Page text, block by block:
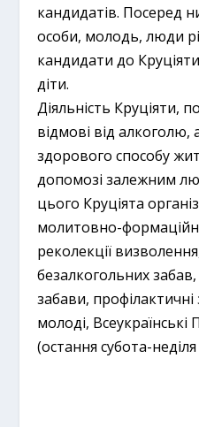
кандидатів. Посеред
особи, молодь, люди
кандидати до
діти.
Діяльність Круціяти,
відмові від алкоголю,
здорового способу
допомозі залежним
цього Круціята
молитовно-формаційні
реколекції
безалкогольних забав,
забави,
молоді,
(остання субота-